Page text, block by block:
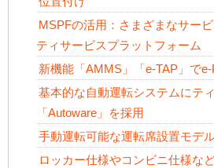
MSPFの活用：さまざまなサー
ティサービスプラットフォーム
新機能「AMMS」「e-TAP」で
基本的な自動運転システムにテ
「Autoware」を採用
手動運転可能な運転席設置モデ
ロッカー仕様やコンビニ仕様な